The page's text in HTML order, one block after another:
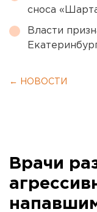
сноса
Власти
← НОВОСТИ
Врачи